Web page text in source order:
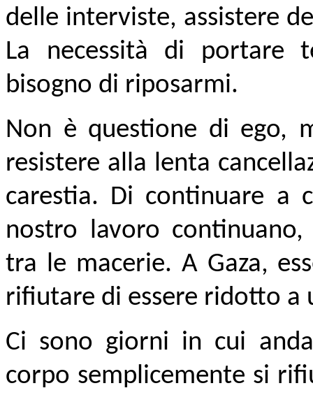
delle interviste, assistere
La necessità di portare
bisogno di riposarmi.
Non è questione di ego,
resistere alla lenta
carestia. Di continuare a
nostro lavoro
tra le macerie. A Gaza,
rifiutare di essere ridotto a
Ci sono giorni in cui
corpo semplicemente si